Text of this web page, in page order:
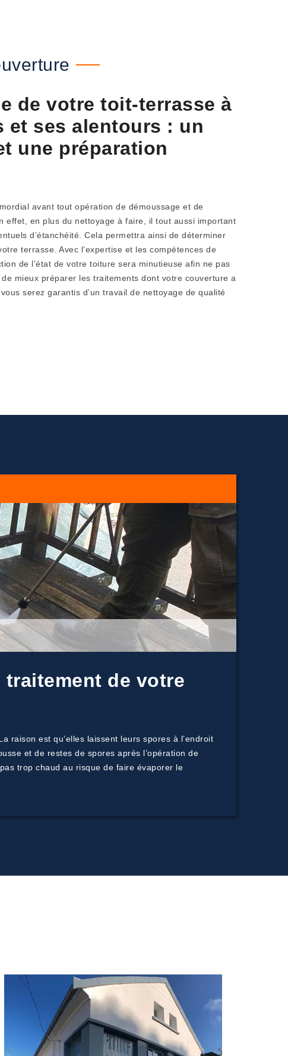
de votre toit-terrasse à
et ses alentours : un
une préparation
avant tout opération de démoussage et de
effet, en plus du nettoyage à faire, il tout aussi important
d’étanchéité. Cela permettra ainsi de déterminer
terrasse. Avec l’expertise et les compétences de
de l’état de votre toiture sera minutieuse afin ne pas
mieux préparer les traitements dont votre couverture a
serez garantis d’un travail de nettoyage de qualité
de votre
raison est qu’elles laissent leurs spores à l’endroit
et de restes de spores après l’opération de
trop chaud au risque de faire évaporer le